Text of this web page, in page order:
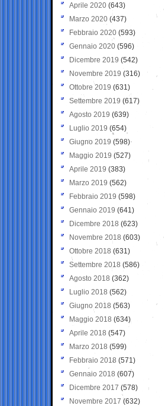
Aprile 2020 (643)
Marzo 2020 (437)
Febbraio 2020 (593)
Gennaio 2020 (596)
Dicembre 2019 (542)
Novembre 2019 (316)
Ottobre 2019 (631)
Settembre 2019 (617)
Agosto 2019 (639)
Luglio 2019 (654)
Giugno 2019 (598)
Maggio 2019 (527)
Aprile 2019 (383)
Marzo 2019 (562)
Febbraio 2019 (598)
Gennaio 2019 (641)
Dicembre 2018 (623)
Novembre 2018 (603)
Ottobre 2018 (631)
Settembre 2018 (586)
Agosto 2018 (362)
Luglio 2018 (562)
Giugno 2018 (563)
Maggio 2018 (634)
Aprile 2018 (547)
Marzo 2018 (599)
Febbraio 2018 (571)
Gennaio 2018 (607)
Dicembre 2017 (578)
Novembre 2017 (632)